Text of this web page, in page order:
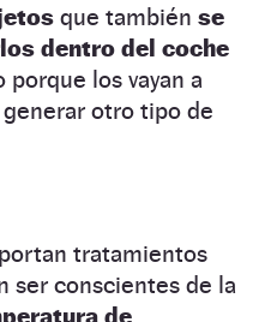
que también se
dentro del coche
porque los vayan a
otro tipo de
tratamientos
ser conscientes de la
de